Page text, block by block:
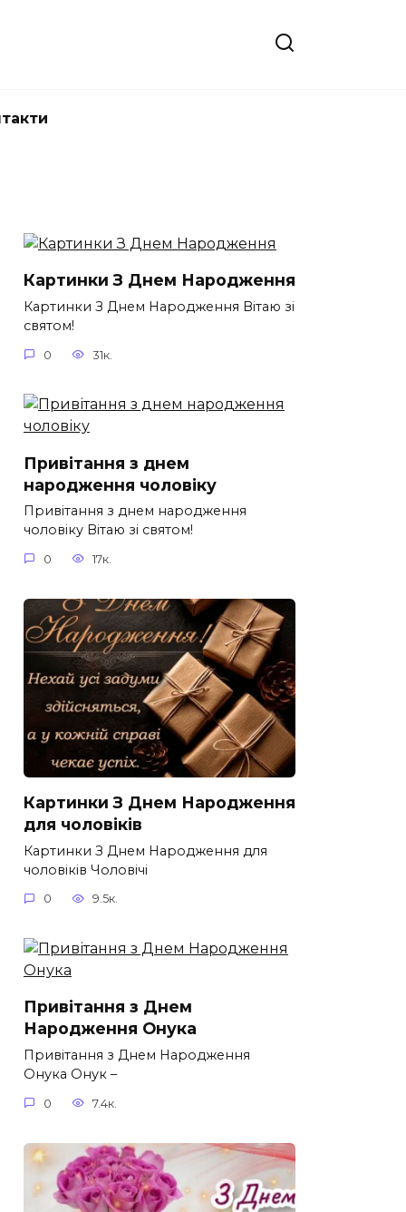
Картинки З Днем Народження
Картинки З Днем Народження Вітаю зі
святом!
0 31к.
Привітання з днем
народження чоловіку
Привітання з днем народження
чоловіку Вітаю зі святом!
0 17к.
Картинки З Днем Народження
для чоловіків​
Картинки З Днем Народження для
чоловіків​ Чоловічі
0 9.5к.
Привітання з Днем
Народження Онука
Привітання з Днем Народження
Онука Онук –
0 7.4к.